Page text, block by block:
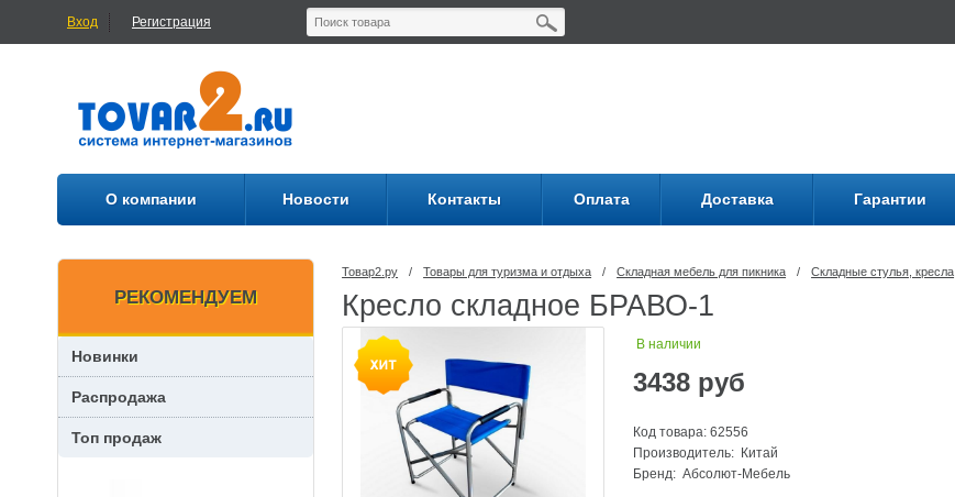
Вход Регистрация
О компании Новости Контакты Оплата Доставка Гарантии
Товар2.ру / Товары для туризма и отдыха / Складная мебель для пикника / Складные стулья, кресла
Кресло складное БРАВО-1
В наличии
3438 руб
Код товара: 62556
Производитель: Китай
Бренд:Абсолют-Мебель
РЕКОМЕНДУЕМ
Новинки
Распродажа
Топ продаж